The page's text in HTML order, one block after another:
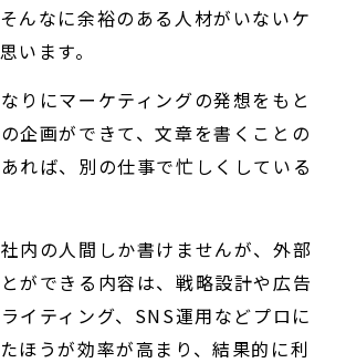
んなに余裕のある人材がいないケ
います。
りにマーケティングの発想をもと
企画ができて、文章を書くことの
れば、別の仕事で忙しくしている
内の人間しか書けませんが、外部
ができる内容は、戦略設計や広告
イティング、SNS運用などプロに
ほうが効率が高まり、結果的に利